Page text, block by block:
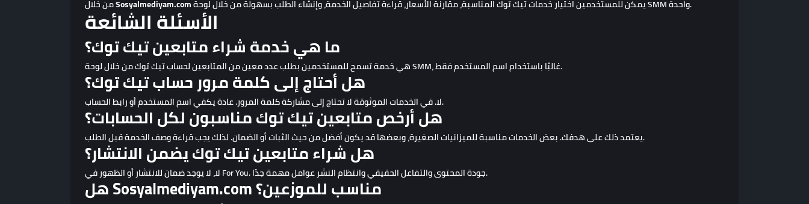
Sosyalmediyam.com يمكن للمستخدمين اختيار خدمات تيك توك المناسبة، مقارنة الأسعار، قراءة تفاصيل الخدمة، وإنشاء الطلب بسهولة من خلال لوحة SMM واحدة. الأسئلة الشائعة
ما هي خدمة شراء متابعين تيك توك؟
هي خدمة تسمح للمستخدمين بطلب عدد معين من المتابعين لحساب تيك توك من خلال لوحة SMM، غالبًا باستخدام اسم المستخدم فقط.
هل أحتاج إلى كلمة مرور حساب تيك توك؟
لا. في الخدمات الموثوقة لا تحتاج إلى مشاركة كلمة المرور. عادة يكفي اسم المستخدم أو رابط الحساب.
هل أرخص متابعين تيك توك مناسبون لكل الحسابات؟
يعتمد ذلك على هدفك. بعض الخدمات مناسبة للميزانيات الصغيرة، وبعضها قد يكون أفضل من حيث الثبات أو الضمان. لذلك يجب قراءة وصف الخدمة قبل الطلب.
هل شراء متابعين تيك توك يضمن الانتشار؟
لا، لا يوجد ضمان للانتشار أو الظهور في For You. جودة المحتوى والتفاعل الحقيقي وانتظام النشر عوامل مهمة جدًا.
هل Sosyalmediyam.com مناسب للموزعين؟